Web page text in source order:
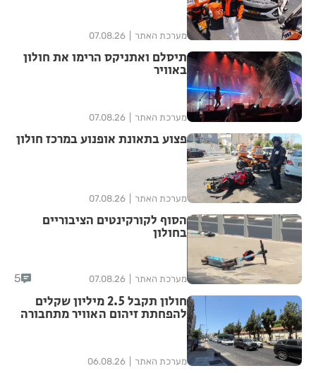
מערכת האתר 07.08.26
תיסלם ואתניקס הרימו את חולון
באוויר
מערכת האתר 07.08.26
פצוע בתאונת אופנוע במרכז חולון
מערכת האתר 07.08.26
הסוף לקורקינטים הציבוריים
בחולון
מערכת האתר 07.08.26
5
חולון תקבל 2.5 מיליון שקלים
להפחתת זיהום האוויר מתחבורה
מערכת האתר 06.08.26